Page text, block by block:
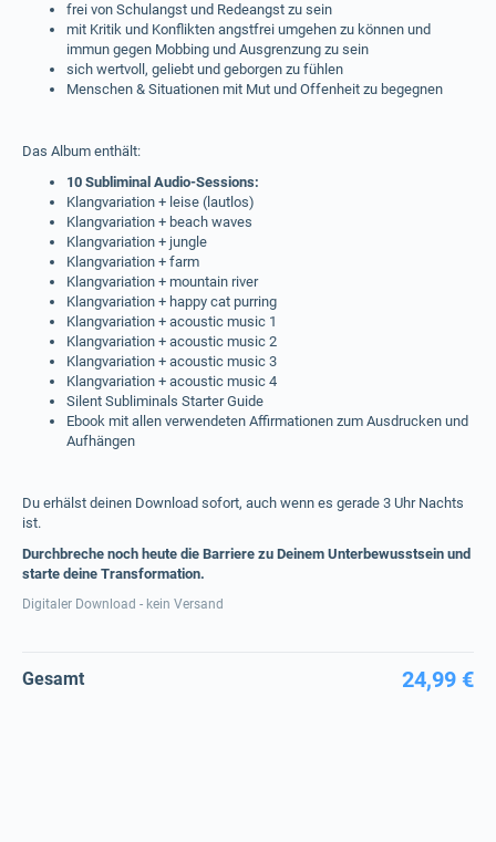
frei von Schulangst und Redeangst zu sein
mit Kritik und Konflikten angstfrei umgehen zu können und
immun gegen Mobbing und Ausgrenzung zu sein
sich wertvoll, geliebt und geborgen zu fühlen
Menschen & Situationen mit Mut und Offenheit zu begegnen
Das Album enthält:
10 Subliminal Audio-Sessions:
Klangvariation + leise (lautlos)
Klangvariation + beach waves
Klangvariation + jungle
Klangvariation + farm
Klangvariation + mountain river
Klangvariation + happy cat purring
Klangvariation + acoustic music 1
Klangvariation + acoustic music 2
Klangvariation + acoustic music 3
Klangvariation + acoustic music 4
Silent Subliminals Starter Guide
Ebook mit allen verwendeten Affirmationen zum Ausdrucken und
Aufhängen
Du erhälst deinen Download sofort, auch wenn es gerade 3 Uhr Nachts
ist.
Durchbreche noch heute die Barriere zu Deinem Unterbewusstsein und
starte deine Transformation.
Digitaler Download - kein Versand
Gesamt 24,99 €